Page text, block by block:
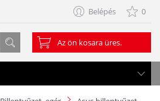
Belépés 0
Az ön kosara üres.